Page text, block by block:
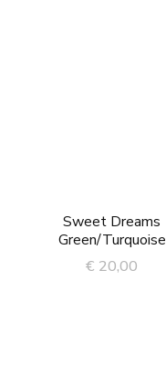
Sweet Dreams
Green/Turquoise
€ 20,00